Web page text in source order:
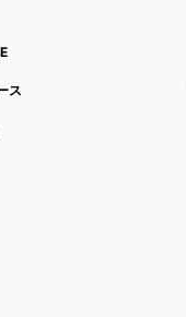
ス